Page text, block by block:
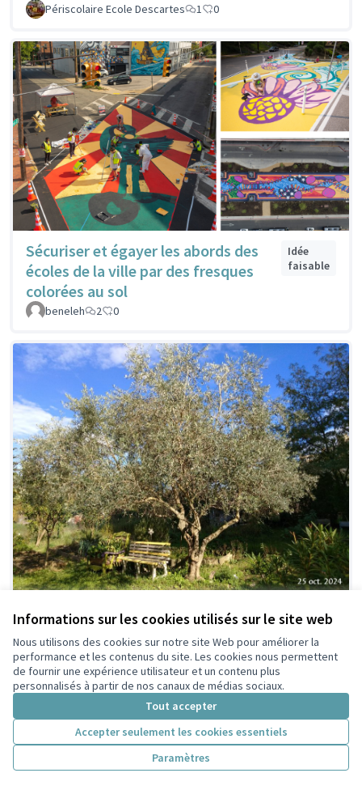
Informations sur les cookies utilisés sur le site web
Nous utilisons des cookies sur notre site Web pour améliorer la
performance et les contenus du site. Les cookies nous permettent
de fournir une expérience utilisateur et un contenu plus
personnalisés à partir de nos canaux de médias sociaux.
Tout accepter
Accepter seulement les cookies essentiels
Paramètres
Périscolaire Ecole Descartes
1 0
Sécuriser et égayer les abords des
écoles de la ville par des fresques
colorées au sol
Idée
faisable
beneleh 2 0
Verger Villa urbana
Idée non faisable
Vert Luizet
0